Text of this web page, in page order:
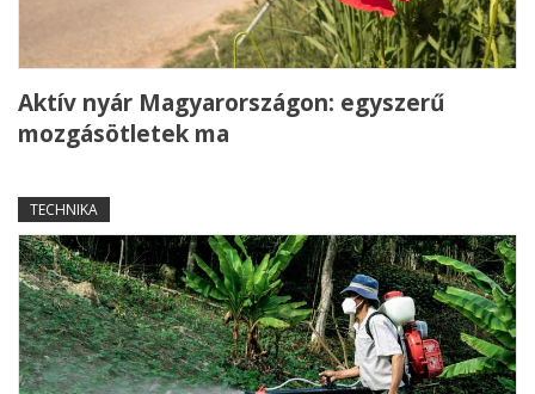
Aktív nyár Magyarországon: egyszerű
mozgásötletek ma
TECHNIKA